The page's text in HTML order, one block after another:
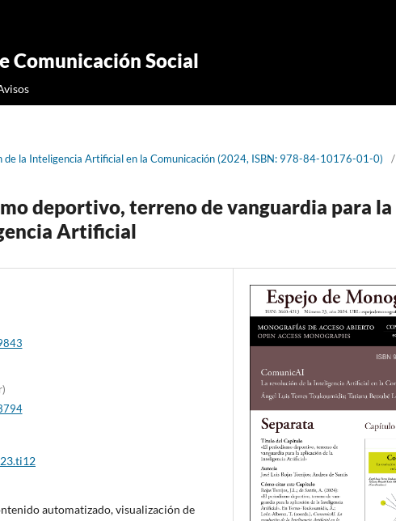
Comunicación Social
de la Inteligencia Artificial en la Comunicación (2024, ISBN: 978-84-10176-01-0)
/
deportivo, terreno de vanguardia para la
Artificial
automatizado, visualización de